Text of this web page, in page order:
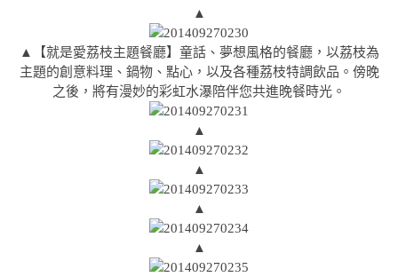
▲
▲【就是愛荔枝主題餐廳】童話、夢想風格的餐廳，以荔枝為
主題的創意料理、鍋物、點心，以及各種荔枝特調飲品。傍晚
之後，將有漫妙的彩虹水瀑陪伴您共進晚餐時光。
▲
▲
▲
▲